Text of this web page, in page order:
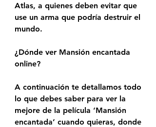
Atlas, a quienes deben evitar que
use un arma que podría destruir el
mundo.
¿Dónde ver Mansión encantada
online?
A continuación te detallamos todo
lo que debes saber para ver la
mejore de la película ‘Mansión
encantada’ cuando quieras, donde